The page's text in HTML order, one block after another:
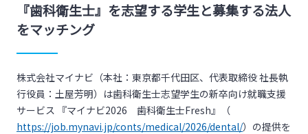
『歯科衛生士』を志望する学生と募集する法人
をマッチング
株式会社マイナビ（本社：東京都千代田区、代表取締役 社長執
行役員：土屋芳明）は歯科衛生士志望学生の新卒向け就職支援
サービス 『マイナビ2026 歯科衛生士Fresh』（
https://job.mynavi.jp/conts/medical/2026/dental/）の提供を